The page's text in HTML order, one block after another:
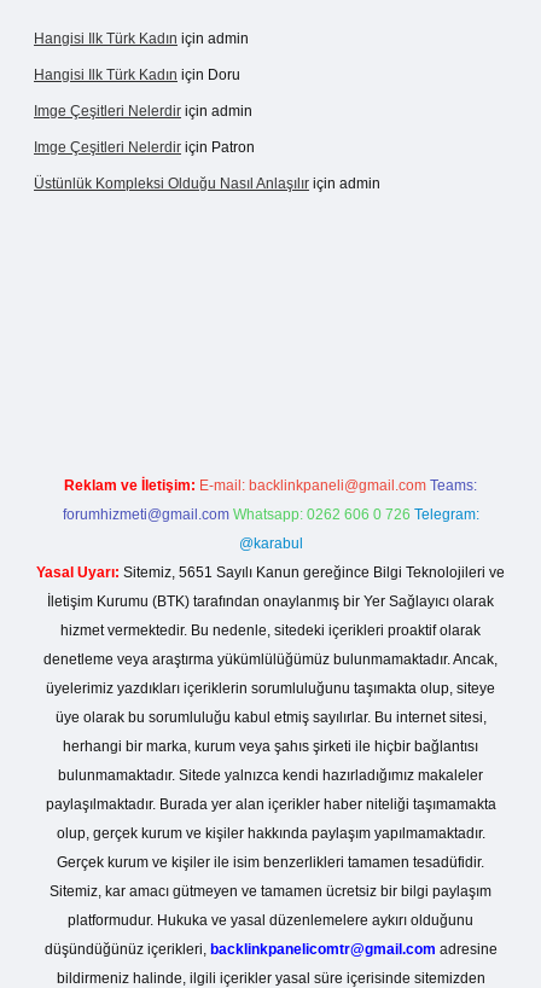
Hangisi Ilk Türk Kadın için admin
Hangisi Ilk Türk Kadın için Doru
Imge Çeşitleri Nelerdir için admin
Imge Çeşitleri Nelerdir için Patron
Üstünlük Kompleksi Olduğu Nasıl Anlaşılır için admin
Reklam ve İletişim: E-mail: backlinkpaneli@gmail.com Teams:
forumhizmeti@gmail.com Whatsapp: 0262 606 0 726 Telegram:
@karabul
Yasal Uyarı: Sitemiz, 5651 Sayılı Kanun gereğince Bilgi Teknolojileri ve
İletişim Kurumu (BTK) tarafından onaylanmış bir Yer Sağlayıcı olarak
hizmet vermektedir. Bu nedenle, sitedeki içerikleri proaktif olarak
denetleme veya araştırma yükümlülüğümüz bulunmamaktadır. Ancak,
üyelerimiz yazdıkları içeriklerin sorumluluğunu taşımakta olup, siteye
üye olarak bu sorumluluğu kabul etmiş sayılırlar. Bu internet sitesi,
herhangi bir marka, kurum veya şahıs şirketi ile hiçbir bağlantısı
bulunmamaktadır. Sitede yalnızca kendi hazırladığımız makaleler
paylaşılmaktadır. Burada yer alan içerikler haber niteliği taşımamakta
olup, gerçek kurum ve kişiler hakkında paylaşım yapılmamaktadır.
Gerçek kurum ve kişiler ile isim benzerlikleri tamamen tesadüfidir.
Sitemiz, kar amacı gütmeyen ve tamamen ücretsiz bir bilgi paylaşım
platformudur. Hukuka ve yasal düzenlemelere aykırı olduğunu
düşündüğünüz içerikleri, backlinkpanelicomtr@gmail.com adresine
bildirmeniz halinde, ilgili içerikler yasal süre içerisinde sitemizden